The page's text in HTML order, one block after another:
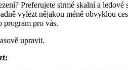
Preferujete strmé skalní a
vylézt nějakou méně obvyklou
program pro vás.
upravit.